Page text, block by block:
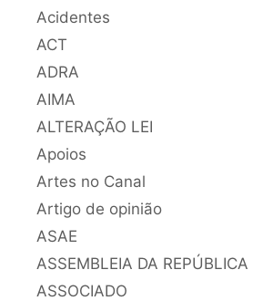
Acidentes
ACT
ADRA
AIMA
ALTERAÇÃO LEI
Apoios
Artes no Canal
Artigo de opinião
ASAE
ASSEMBLEIA DA REPÚBLICA
ASSOCIADO